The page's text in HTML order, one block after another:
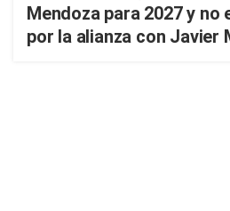
Mendoza para 2027 y no
por la alianza con Javier